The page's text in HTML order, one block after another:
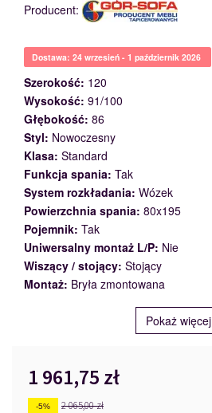
Producent:
Dostawa: 24 wrzesień - 1 październik 2026
Szerokość: 120
Wysokość: 91/100
Głębokość: 86
Styl: Nowoczesny
Klasa: Standard
Funkcja spania: Tak
System rozkładania: Wózek
Powierzchnia spania: 80x195
Pojemnik: Tak
Uniwersalny montaż L/P: Nie
Wiszący / stojący: Stojący
Montaż: Bryła zmontowana
Pokaż więcej
1 961,75 zł
-5% 2 065,00 zł